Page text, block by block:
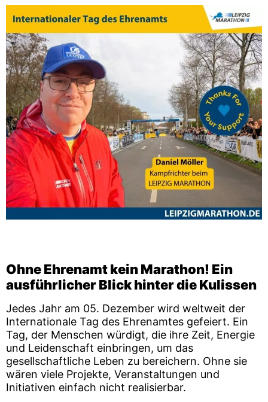
Ohne Ehrenamt kein Marathon! Ein
ausführlicher Blick hinter die Kulissen
Jedes Jahr am 05. Dezember wird weltweit der
Internationale Tag des Ehrenamtes gefeiert. Ein
Tag, der Menschen würdigt, die ihre Zeit, Energie
und Leidenschaft einbringen, um das
gesellschaftliche Leben zu bereichern. Ohne sie
wären viele Projekte, Veranstaltungen und
Initiativen einfach nicht realisierbar.